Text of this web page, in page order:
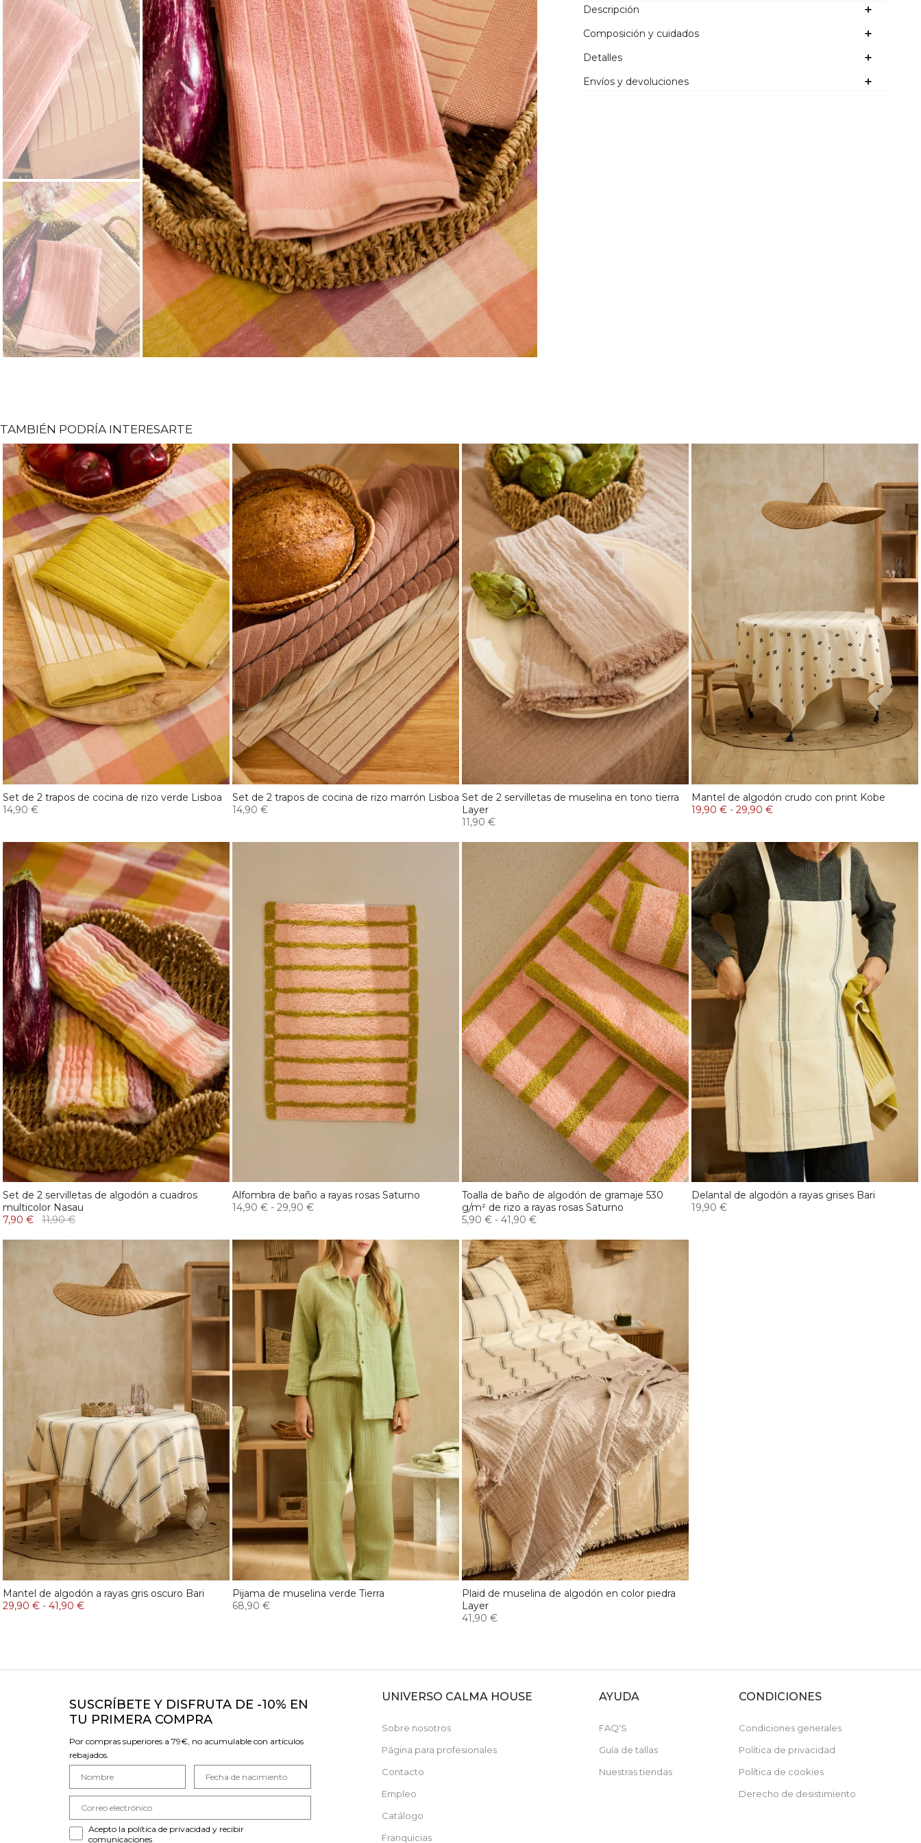
Descripción
Composición y cuidados
Detalles
Envíos y devoluciones
TAMBIÉN PODRÍA INTERESARTE
Set de 2 trapos de cocina de rizo verde Lisboa
14,90 €
Set de 2 trapos de cocina de rizo marrón Lisboa
14,90 €
Set de 2 servilletas de muselina en tono tierra
Layer
11,90 €
Mantel de algodón crudo con print Kobe
19,90 € - 29,90 €
Set de 2 servilletas de algodón a cuadros
multicolor Nasau
7,90 €
11,90 €
Alfombra de baño a rayas rosas Saturno
14,90 € - 29,90 €
Toalla de baño de algodón de gramaje 530
g/m² de rizo a rayas rosas Saturno
5,90 € - 41,90 €
Delantal de algodón a rayas grises Bari
19,90 €
Mantel de algodón a rayas gris oscuro Bari
29,90 € - 41,90 €
Pijama de muselina verde Tierra
68,90 €
Plaid de muselina de algodón en color piedra
Layer
41,90 €
SUSCRÍBETE Y DISFRUTA DE -10% EN
TU PRIMERA COMPRA
Por compras superiores a 79€, no acumulable con artículos
rebajados.
Acepto la política de privacidad y recibir
comunicaciones
UNIVERSO CALMA HOUSE
Sobre nosotros
Página para profesionales
Contacto
Empleo
Catálogo
Franquicias
AYUDA
FAQ'S
Guía de tallas
Nuestras tiendas
CONDICIONES
Condiciones generales
Política de privacidad
Política de cookies
Derecho de desistimiento
Recibe un -10%